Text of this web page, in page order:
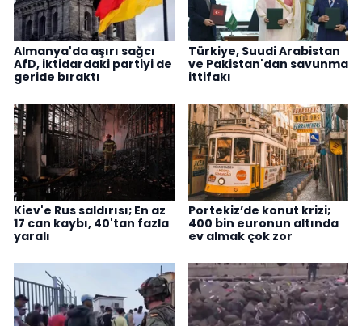
Almanya'da aşırı sağcı
AfD, iktidardaki partiyi de
geride bıraktı
Türkiye, Suudi Arabistan
ve Pakistan'dan savunma
ittifakı
Kiev'e Rus saldırısı; En az
17 can kaybı, 40'tan fazla
yaralı
Portekiz’de konut krizi;
400 bin euronun altında
ev almak çok zor